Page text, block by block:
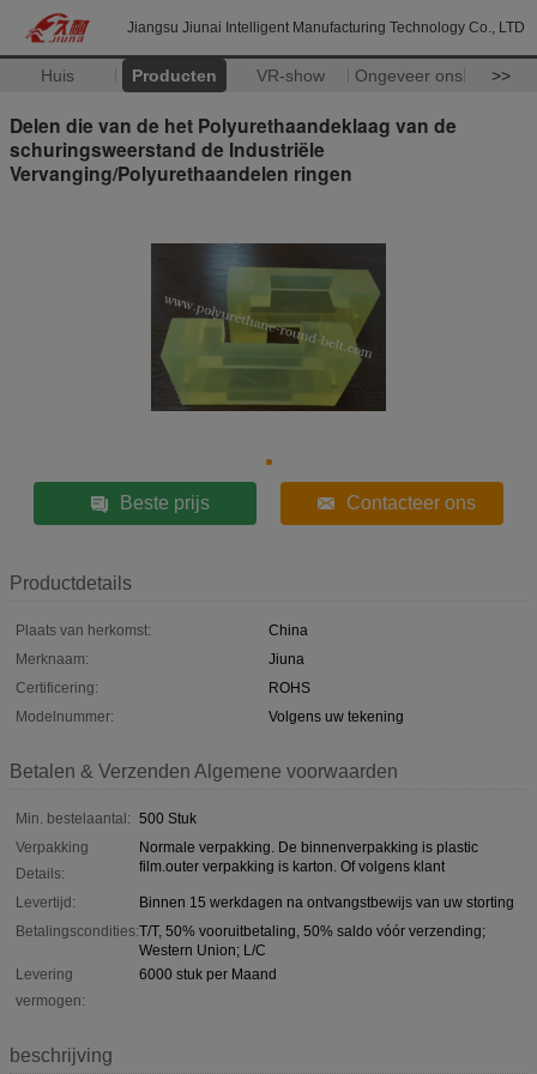
Jiangsu Jiunai Intelligent Manufacturing Technology Co., LTD
Huis Producten VR-show Ongeveer ons >>
Delen die van de het Polyurethaandeklaag van de
schuringsweerstand de Industriële
Vervanging/Polyurethaandelen ringen
Beste prijs Contacteer ons
Productdetails
Plaats van herkomst:
China
Merknaam:
Jiuna
Certificering:
ROHS
Modelnummer:
Volgens uw tekening
Betalen & Verzenden Algemene voorwaarden
Min. bestelaantal: 500 Stuk
Verpakking
Details:
Normale verpakking. De binnenverpakking is plastic
film.outer verpakking is karton. Of volgens klant
Levertijd:
Binnen 15 werkdagen na ontvangstbewijs van uw storting
Betalingscondities:T/T, 50% vooruitbetaling, 50% saldo vóór verzending;
Western Union; L/C
Levering
vermogen:
6000 stuk per Maand
beschrijving